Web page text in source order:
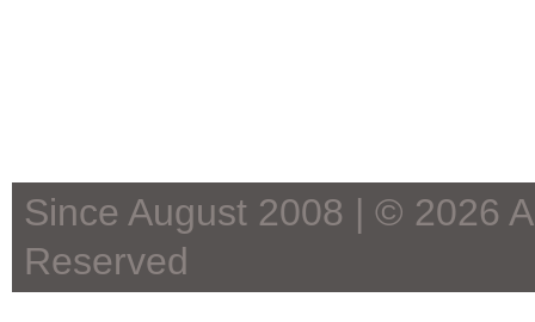
Since August 2008 | © 2026
Reserved